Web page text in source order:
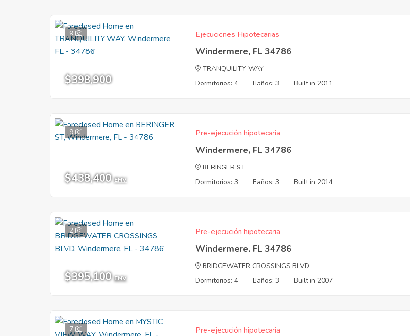
9
$398,900
Ejecuciones Hipotecarias
Windermere, FL 34786
TRANQUILITY WAY
Dormitorios: 4
Baños: 3 Built in 2011
9
$438,400 EMV
Pre-ejecución hipotecaria
Windermere, FL 34786
BERINGER ST
Dormitorios: 3
Baños: 3 Built in 2014
2
$395,100 EMV
Pre-ejecución hipotecaria
Windermere, FL 34786
BRIDGEWATER CROSSINGS BLVD
Dormitorios: 4
Baños: 3 Built in 2007
7 Pre-ejecución hipotecaria